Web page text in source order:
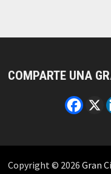
COMPARTE UNA
Copyright © 2026Gran